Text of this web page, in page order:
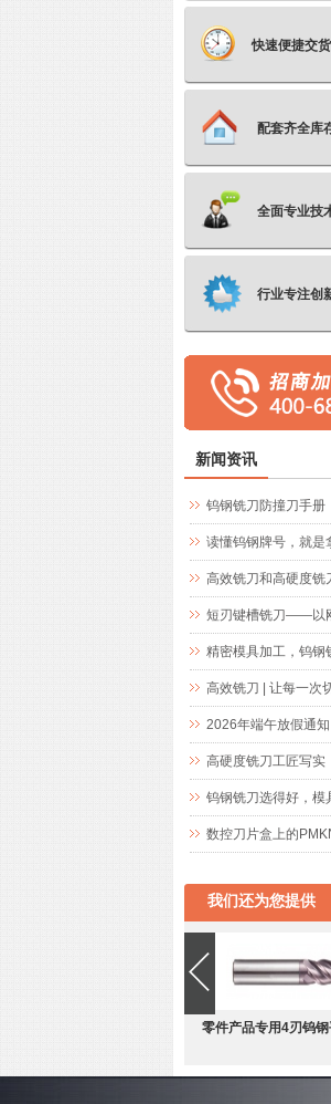
快速便捷交
配套齐全库
全面专业技
行业专注创
新闻资讯
钨钢铣刀防撞刀手册
读懂钨钢牌号，就是
文牒
高效铣刀和高硬度铣
短刃键槽铣刀——以
精密键槽加工而生
精密模具加工，钨钢
究竟藏着什么玄机
高效铣刀 | 让每一次
值
2026年端午放假通知
高硬度铣刀工匠写实
钨钢铣刀选得好，模
数控刀片盒上的
我们还为您提供
零件产品专用4刃钨